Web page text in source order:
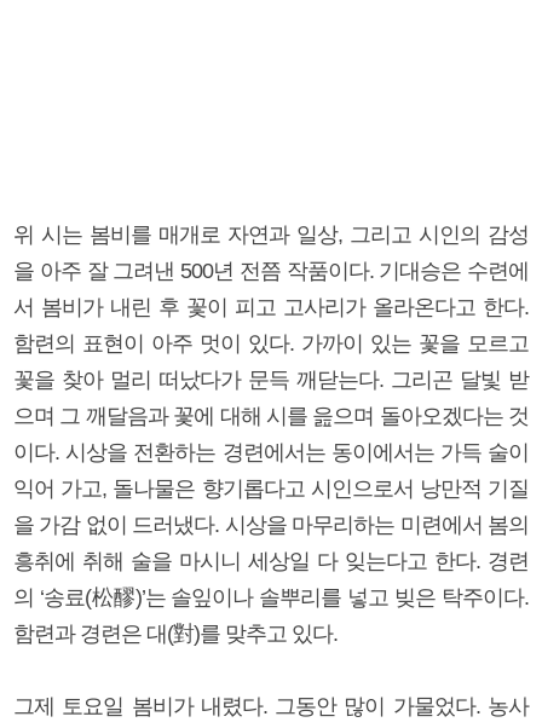
위 시는 봄비를 매개로 자연과 일상, 그리고 시인의 감성
을 아주 잘 그려낸 500년 전쯤 작품이다. 기대승은 수련에
서 봄비가 내린 후 꽃이 피고 고사리가 올라온다고 한다.
함련의 표현이 아주 멋이 있다. 가까이 있는 꽃을 모르고
꽃을 찾아 멀리 떠났다가 문득 깨닫는다. 그리곤 달빛 받
으며 그 깨달음과 꽃에 대해 시를 읊으며 돌아오겠다는 것
이다. 시상을 전환하는 경련에서는 동이에서는 가득 술이
익어 가고, 돌나물은 향기롭다고 시인으로서 낭만적 기질
을 가감 없이 드러냈다. 시상을 마무리하는 미련에서 봄의
흥취에 취해 술을 마시니 세상일 다 잊는다고 한다. 경련
의 ‘송료(松醪)’는 솔잎이나 솔뿌리를 넣고 빚은 탁주이다.
함련과 경련은 대(對)를 맞추고 있다.
그제 토요일 봄비가 내렸다. 그동안 많이 가물었다. 농사